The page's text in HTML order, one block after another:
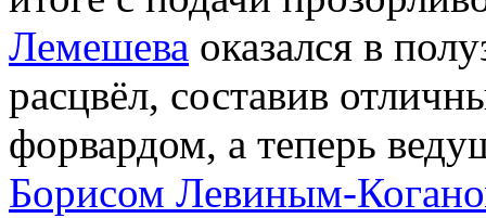
Лемешева оказался в
расцвёл, составив
форвардом, а теперь
Борисом Левиным-